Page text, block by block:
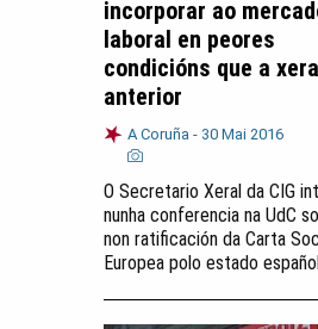
incorporar ao
laboral en peores
condicións que a
anterior
A Coruña - 30 Mai 2016
O Secretario Xeral da CIG
nunha conferencia na UdC
non ratificación da Carta
Europea polo estado